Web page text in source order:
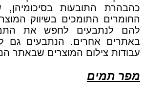
כהבהרת התובעות
החומרים התומכים בשיווק
להם לנתבעים לחפש את
באתרים אחרים. הנתבעים גם
עבודות צילום המוצרים שבאתר
מפר תמים